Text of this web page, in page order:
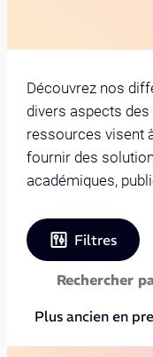
Découvrez nos
divers aspects
ressources visent
fournir des
académiques,
Filtres
Plus ancien en